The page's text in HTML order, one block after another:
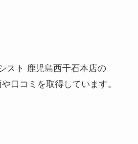
スト 鹿児島西千石本店の
口コミを取得しています。